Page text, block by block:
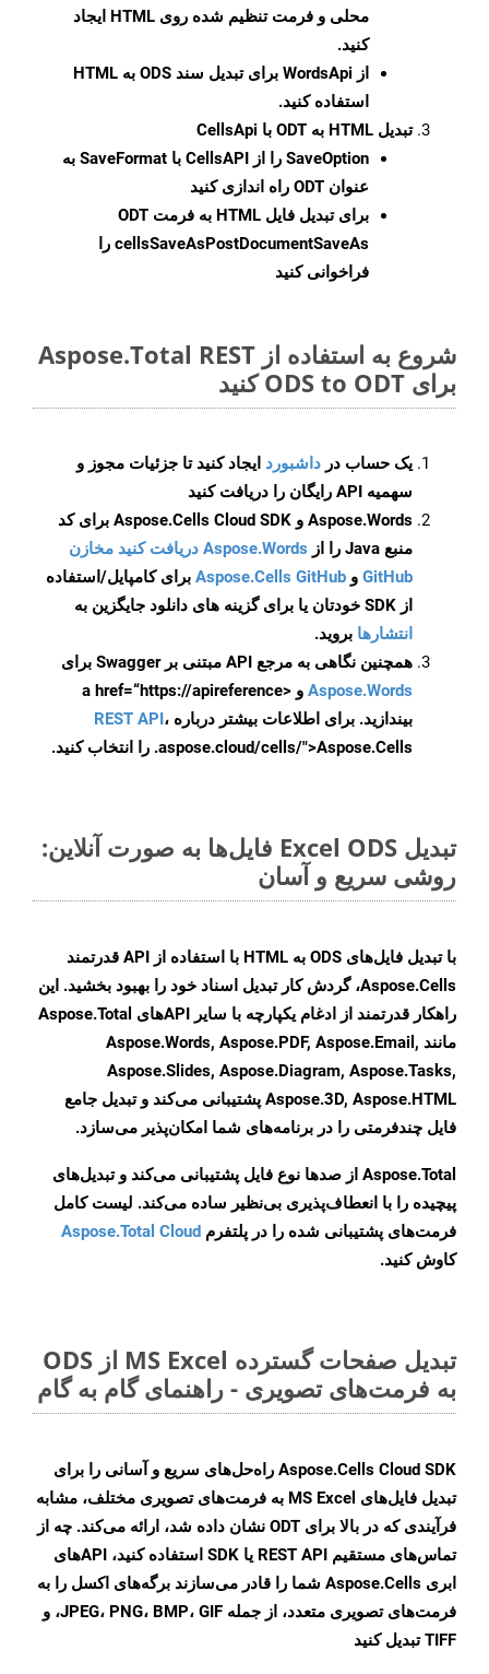
محلی و فرمت تنظیم شده روی HTML ایجاد
کنید.
از WordsApi برای تبدیل سند ODS به HTML
استفاده کنید.
تبدیل HTML به ODT با CellsApi
SaveOption
را از CellsAPI با SaveFormat به
عنوان ODT راه اندازی کنید
برای تبدیل فایل HTML به فرمت
ODT
cellsSaveAsPostDocumentSaveAs را
فراخوانی کنید
شروع به استفاده از Aspose.Total REST
برای ODS to ODT کنید
یک حساب در داشبورد ایجاد کنید تا جزئیات مجوز و
سهمیه API رایگان را دریافت کنید
Aspose.Words و Aspose.Cells Cloud SDK برای کد
منبع Java را از
Aspose.Words دریافت کنید مخازن
GitHub و Aspose.Cells GitHub برای کامپایل/استفاده
از SDK خودتان یا برای گزینه های دانلود جایگزین به
انتشارها بروید.
همچنین نگاهی به مرجع API مبتنی بر Swagger برای
Aspose.Words
و <a href=“https://apireference
بیندازید. برای اطلاعات بیشتر درباره REST API،
.aspose.cloud/cells/">Aspose.Cells را انتخاب کنید.
تبدیل Excel ODS فایل‌ها به صورت آنلاین:
روشی سریع و آسان
با تبدیل فایل‌های ODS به HTML با استفاده از API قدرتمند
Aspose.Cells، گردش کار تبدیل اسناد خود را بهبود بخشید. این
راهکار قدرتمند از ادغام یکپارچه با سایر APIهای Aspose.Total
مانند Aspose.Words, Aspose.PDF, Aspose.Email,
Aspose.Slides, Aspose.Diagram, Aspose.Tasks,
Aspose.3D, Aspose.HTML پشتیبانی می‌کند و تبدیل جامع
فایل چندفرمتی را در برنامه‌های شما امکان‌پذیر می‌سازد.
Aspose.Total از صدها نوع فایل پشتیبانی می‌کند و تبدیل‌های
پیچیده را با انعطاف‌پذیری بی‌نظیر ساده می‌کند. لیست کامل
فرمت‌های پشتیبانی شده را در پلتفرم Aspose.Total Cloud
کاوش کنید.
تبدیل صفحات گسترده MS Excel از ODS
به فرمت‌های تصویری - راهنمای گام به گام
Aspose.Cells Cloud SDK راه‌حل‌های سریع و آسانی را برای
تبدیل فایل‌های MS Excel به فرمت‌های تصویری مختلف، مشابه
فرآیندی که در بالا برای ODT نشان داده شد، ارائه می‌کند. چه از
تماس‌های مستقیم REST API یا SDK استفاده کنید، APIهای
ابری Aspose.Cells شما را قادر می‌سازند برگه‌های اکسل را به
فرمت‌های تصویری متعدد، از جمله JPEG، PNG، BMP، GIF، و
TIFF تبدیل کنید